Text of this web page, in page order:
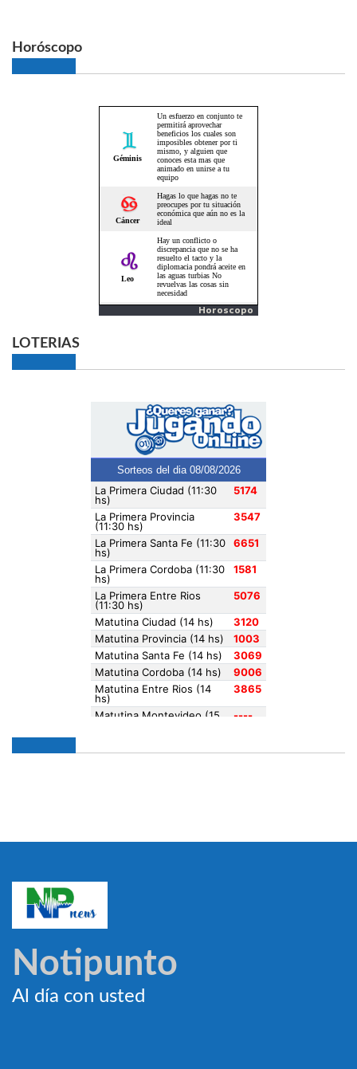
Horóscopo
Horoscopo
LOTERIAS
Notipunto
Al día con usted